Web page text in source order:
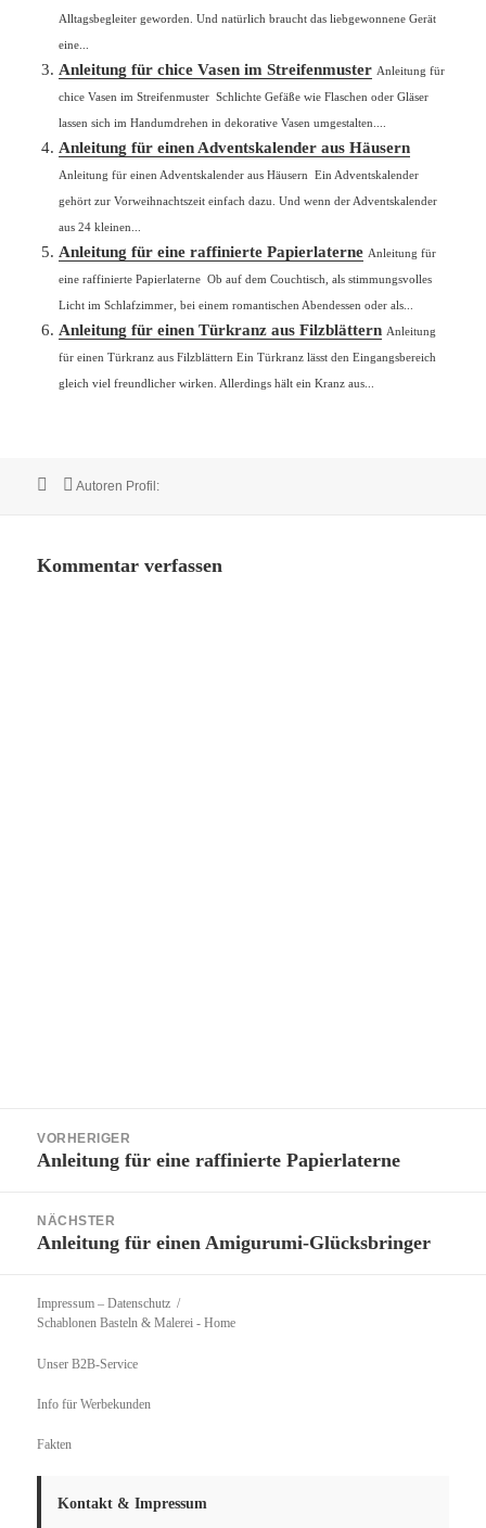
Alltagsbegleiter geworden. Und natürlich braucht das liebgewonnene Gerät
eine...
Anleitung für chice Vasen im Streifenmuster Anleitung für
chice Vasen im Streifenmuster Schlichte Gefäße wie Flaschen oder Gläser
lassen sich im Handumdrehen in dekorative Vasen umgestalten....
Anleitung für einen Adventskalender aus Häusern
Anleitung für einen Adventskalender aus Häusern Ein Adventskalender
gehört zur Vorweihnachtszeit einfach dazu. Und wenn der Adventskalender
aus 24 kleinen...
Anleitung für eine raffinierte Papierlaterne Anleitung für
eine raffinierte Papierlaterne Ob auf dem Couchtisch, als stimmungsvolles
Licht im Schlafzimmer, bei einem romantischen Abendessen oder als...
Anleitung für einen Türkranz aus Filzblättern Anleitung
für einen Türkranz aus Filzblättern Ein Türkranz lässt den Eingangsbereich
gleich viel freundlicher wirken. Allerdings hält ein Kranz aus...
Veröffentlicht
Autor
Autoren Profil:
Kommentar verfassen
VORHERIGER
Vorheriger
Anleitung für eine raffinierte Papierlaterne
NÄCHSTER
Nächster
Anleitung für einen Amigurumi-Glücksbringer
Impressum – Datenschutz
Schablonen Basteln & Malerei - Home
Unser B2B-Service
Info für Werbekunden
Fakten
Kontakt & Impressum